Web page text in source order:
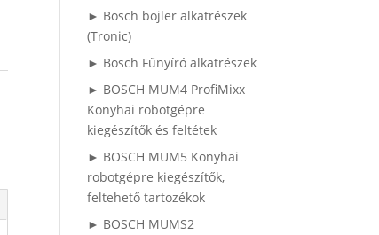
► Bosch bojler alkatrészek
(Tronic)
► Bosch Fűnyíró alkatrészek
► BOSCH MUM4 ProfiMixx
Konyhai robotgépre
kiegészítők és feltétek
► BOSCH MUM5 Konyhai
robotgépre kiegészítők,
feltehető tartozékok
► BOSCH MUMS2